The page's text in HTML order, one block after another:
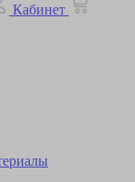
Кабинет